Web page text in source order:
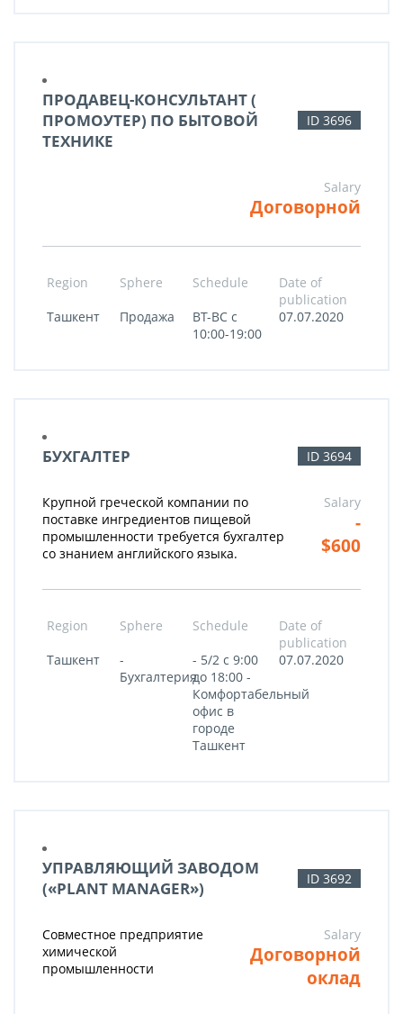
ПРОДАВЕЦ-КОНСУЛЬТАНТ (
ПРОМОУТЕР) ПО БЫТОВОЙ
ТЕХНИКЕ
ID 3696
Salary
Договорной
Region Sphere Schedule
Date of
publication
Ташкент
Продажа
ВТ-ВС с
10:00-19:00
07.07.2020
БУХГАЛТЕР ID 3694
Крупной греческой компании по
поставке ингредиентов пищевой
промышленности требуется бухгалтер
со знанием английского языка.
Salary
-
$600
Region Sphere Schedule
Date of
publication
Ташкент
-
Бухгалтерия
- 5/2 c 9:00
до 18:00 -
Комфортабельный
офис в
городе
Ташкент
07.07.2020
УПРАВЛЯЮЩИЙ ЗАВОДОМ
(«PLANT MANAGER»)
ID 3692
Совместное предприятие
химической
промышленности
Salary
Договорной
оклад